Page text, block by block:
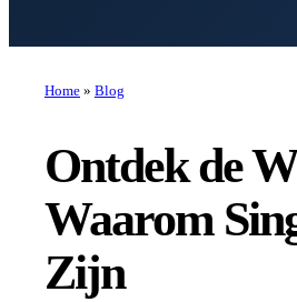
Home » Blog
Ontdek de
Waarom
Zijn